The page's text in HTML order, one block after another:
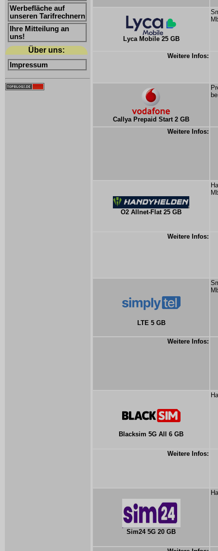
Werbefläche auf
unseren Tarifrechnern
Ihre Mitteilung an
uns!
Über uns:
Impressum
Lyca Mobile 25 GB
Weitere Infos:
Callya Prepaid Start 2 GB
Weitere Infos:
O2 Allnet-Flat 25 GB
Weitere Infos:
LTE 5 GB
Weitere Infos:
Blacksim 5G All 6 GB
Weitere Infos:
Sim24 5G 20 GB